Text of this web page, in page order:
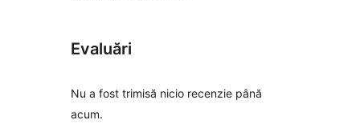
Evaluări
Nu a fost trimisă nicio recenzie până
acum.